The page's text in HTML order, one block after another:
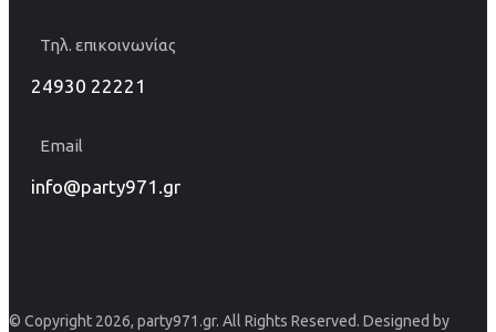
Τηλ. επικοινωνίας
24930 22221
Email
info@party971.gr
© Copyright 2026, party971.gr. All Rights Reserved. Designed by